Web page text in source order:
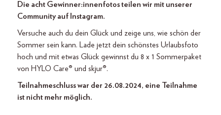
Die acht Gewinner:innenfotos teilen wir mit unserer
Community auf Instagram.
Versuche auch du dein Glück und zeige uns, wie schön der
Sommer sein kann. Lade jetzt dein schönstes Urlaubsfoto
hoch und mit etwas Glück gewinnst du 8 x 1 Sommerpaket
von HYLO Care® und skjur®.
Teilnahmeschluss war der 26.08.2024, eine Teilnahme
ist nicht mehr möglich.